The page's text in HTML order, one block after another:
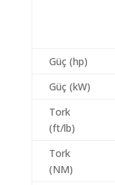
Güç (hp)
Güç (kW)
Tork
(ft/lb)
Tork
(NM)